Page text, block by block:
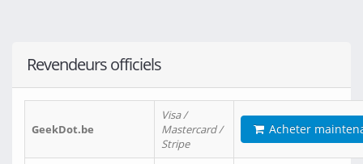
Revendeurs officiels
GeekDot.be
Visa /
Mastercard /
Stripe
Acheter